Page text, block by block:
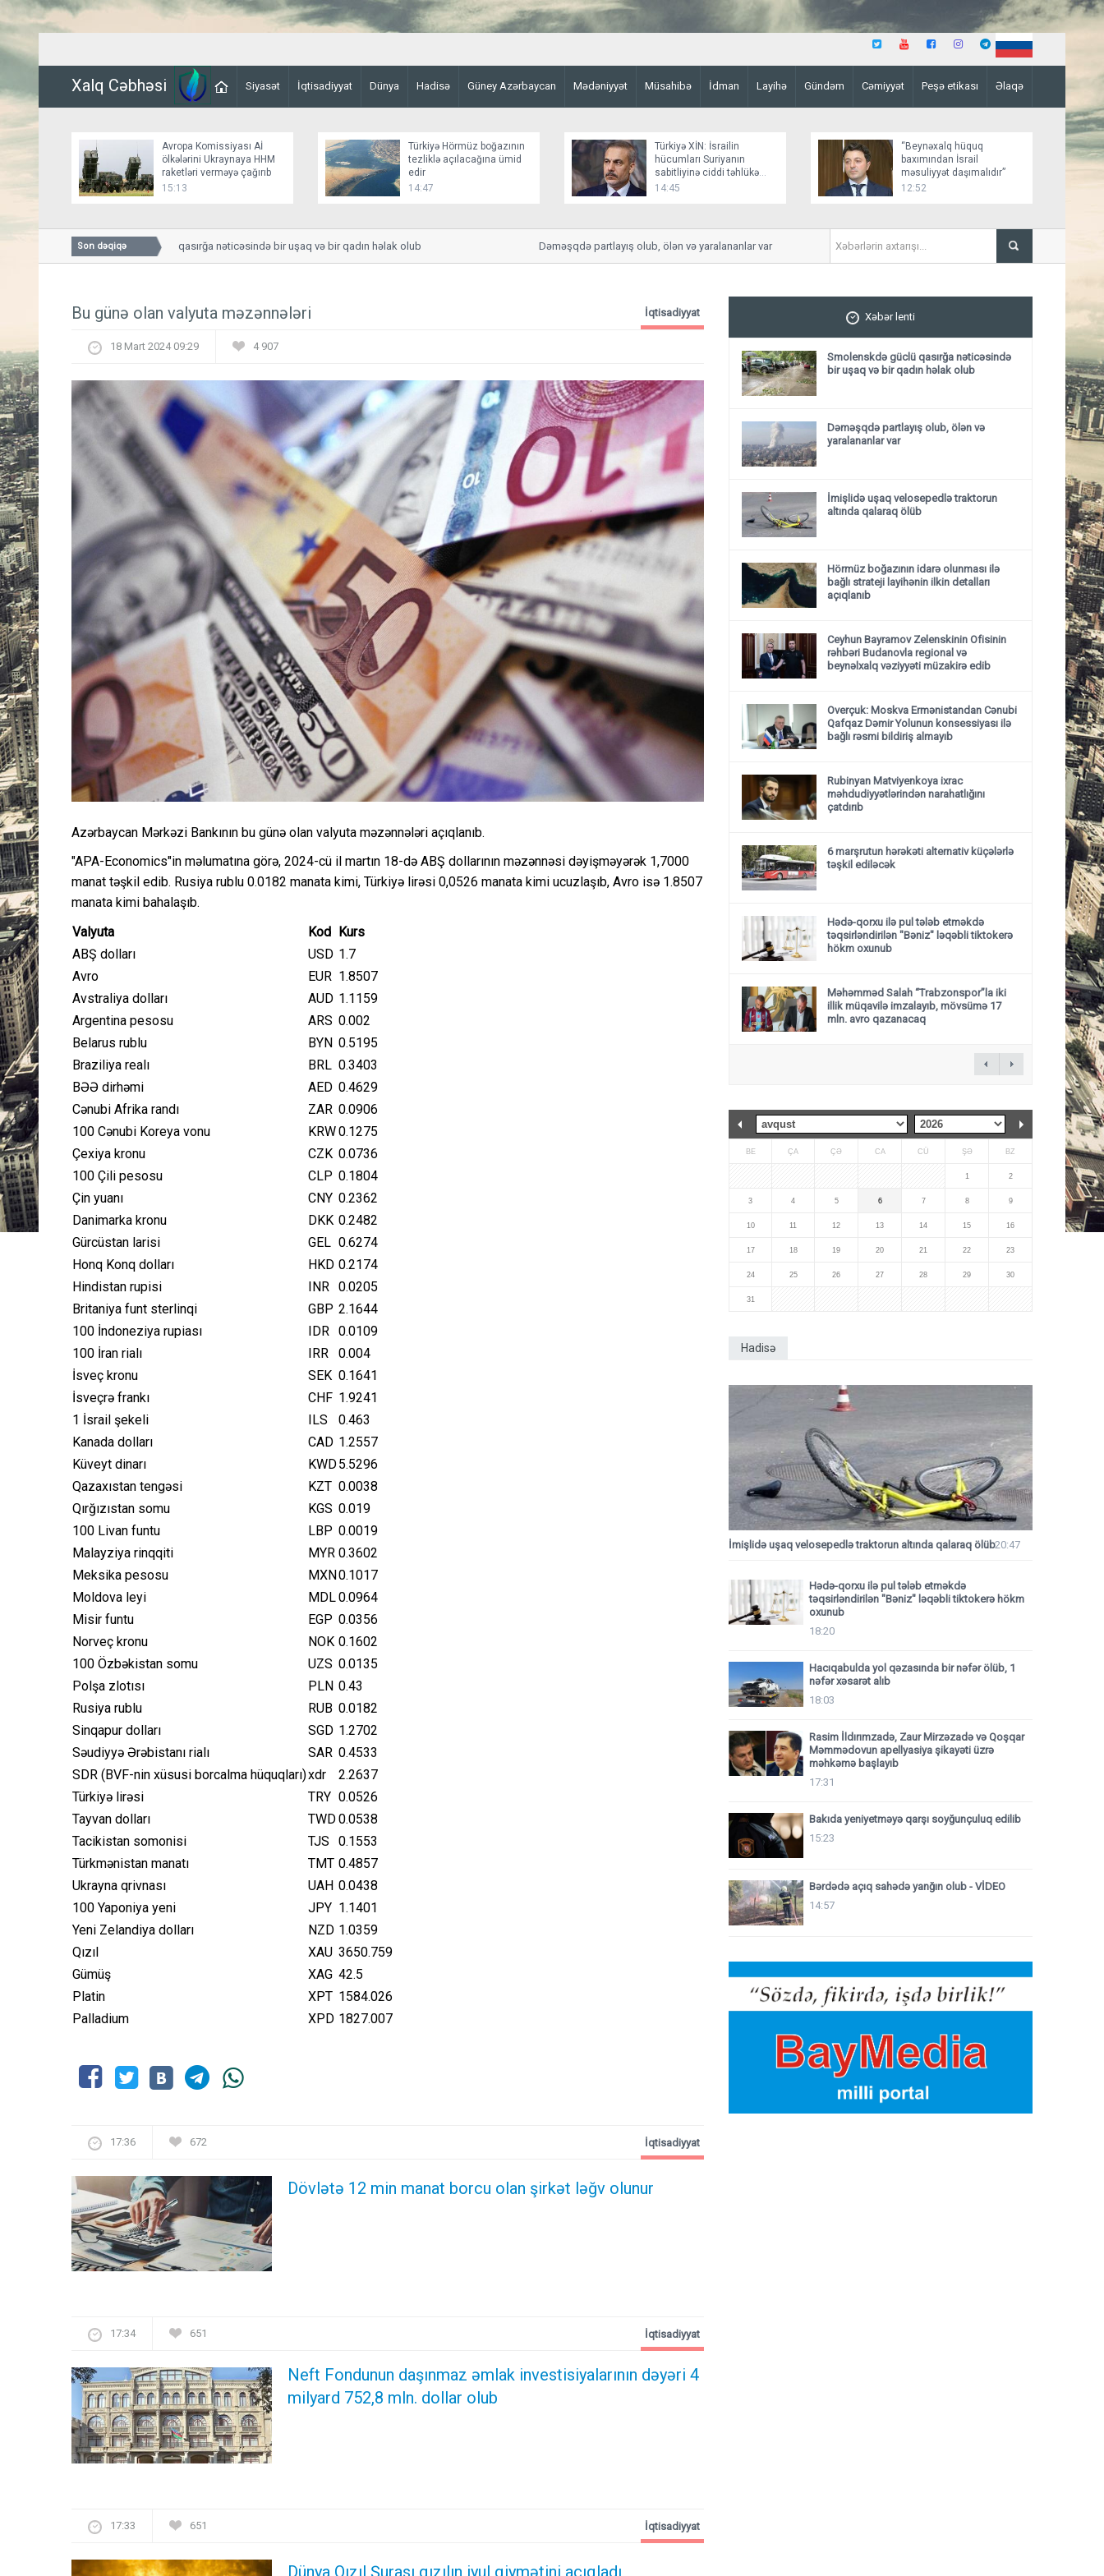
Xalq Cəbhəsi Siyasət İqtisadiyyat Dünya Hadisə Güney Azərbaycan Mədəniyyət Müsahibə İdman Layihə Gündəm Cəmiyyət Peşə etikası Əlaqə
Avropa Komissiyası Aİ
ölkələrini Ukraynaya HHM
raketləri verməyə çağırıb
15:13
Türkiyə Hörmüz boğazının
tezliklə açılacağına ümid
edir
14:47
Türkiyə XİN: İsrailin
hücumları Suriyanın
sabitliyinə ciddi təhlükə
yaradır
14:45
“Beynəxalq hüquq
baxımından İsrail
məsuliyyət daşımalıdır”
12:52
Son dəqiqə
Smolenskdə güclü qasırğa nəticəsində bir uşaq və bir qadın həlak olub Dəməşqdə partlayış olub, ölən və yaralananlar var İmişlidə uşaq velosepedlə
Bu günə olan valyuta məzənnələri İqtisadiyyat
18 Mart 2024 09:29 4 907
Azərbaycan Mərkəzi Bankının bu günə olan valyuta məzənnələri açıqlanıb.
"APA-Economics"in məlumatına görə, 2024-cü il martın 18-də ABŞ dollarının məzənnəsi dəyişməyərək 1,7000
manat təşkil edib. Rusiya rublu 0.0182 manata kimi, Türkiyə lirəsi 0,0526 manata kimi ucuzlaşıb, Avro isə 1.8507
manata kimi bahalaşıb.
Valyuta
Kod
Kurs
ABŞ dolları
USD 1.7
Avro
EUR 1.8507
Avstraliya dolları
AUD 1.1159
Argentina pesosu
ARS 0.002
Belarus rublu
BYN 0.5195
Braziliya realı
BRL 0.3403
BƏƏ dirhəmi
AED 0.4629
Cənubi Afrika randı
ZAR 0.0906
100 Cənubi Koreya vonu
KRW0.1275
Çexiya kronu
CZK 0.0736
100 Çili pesosu
CLP 0.1804
Çin yuanı
CNY 0.2362
Danimarka kronu
DKK 0.2482
Gürcüstan larisi
GEL 0.6274
Honq Konq dolları
HKD 0.2174
Hindistan rupisi
INR 0.0205
Britaniya funt sterlinqi
GBP 2.1644
100 İndoneziya rupiası
IDR 0.0109
100 İran rialı
IRR
0.004
İsveç kronu
SEK 0.1641
İsveçrə frankı
CHF 1.9241
1 İsrail şekeli
ILS
0.463
Kanada dolları
CAD 1.2557
Küveyt dinarı
KWD5.5296
Qazaxıstan tengəsi
KZT 0.0038
Qırğızıstan somu
KGS 0.019
100 Livan funtu
LBP 0.0019
Malayziya rinqqiti
MYR 0.3602
Meksika pesosu
MXN 0.1017
Moldova leyi
MDL0.0964
Misir funtu
EGP 0.0356
Norveç kronu
NOK 0.1602
100 Özbəkistan somu
UZS 0.0135
Polşa zlotısı
PLN 0.43
Rusiya rublu
RUB 0.0182
Sinqapur dolları
SGD 1.2702
Səudiyyə Ərəbistanı rialı
SAR 0.4533
SDR (BVF-nin xüsusi borcalma hüquqları)xdr
2.2637
Türkiyə lirəsi
TRY 0.0526
Tayvan dolları
TWD0.0538
Tacikistan somonisi
TJS
0.1553
Türkmənistan manatı
TMT 0.4857
Ukrayna qrivnası
UAH 0.0438
100 Yaponiya yeni
JPY 1.1401
Yeni Zelandiya dolları
NZD 1.0359
Qızıl
XAU 3650.759
Gümüş
XAG 42.5
Platin
XPT 1584.026
Palladium
XPD 1827.007
17:36 672
Dövlətə 12 min manat borcu olan şirkət ləğv olunur
İqtisadiyyat
17:34 651
Neft Fondunun daşınmaz əmlak investisiyalarının dəyəri 4
milyard 752,8 mln. dollar olub
İqtisadiyyat
17:33 651
Dünya Qızıl Şurası qızılın iyul qiymətini açıqladı
İqtisadiyyat
Xəbər lenti
Smolenskdə güclü qasırğa nəticəsində
bir uşaq və bir qadın həlak olub
Dəməşqdə partlayış olub, ölən və
yaralananlar var
İmişlidə uşaq velosepedlə traktorun
altında qalaraq ölüb
Hörmüz boğazının idarə olunması ilə
bağlı strateji layihənin ilkin detalları
açıqlanıb
Ceyhun Bayramov Zelenskinin Ofisinin
rəhbəri Budanovla regional və
beynəlxalq vəziyyəti müzakirə edib
Overçuk: Moskva Ermənistandan Cənubi
Qafqaz Dəmir Yolunun konsessiyası ilə
bağlı rəsmi bildiriş almayıb
Rubinyan Matviyenkoya ixrac
məhdudiyyətlərindən narahatlığını
çatdırıb
6 marşrutun hərəkəti alternativ küçələrlə
təşkil ediləcək
Hədə-qorxu ilə pul tələb etməkdə
təqsirləndirilən "Bəniz" ləqəbli tiktokerə
hökm oxunub
Məhəmməd Salah “Trabzonspor”la iki
illik müqavilə imzalayıb, mövsümə 17
mln. avro qazanacaq
BE ÇA ÇƏ CA CÜ ŞƏ BZ
1 2
3 4 5 6 7 8 9
10 11 12 13 14 15 16
17 18 19 20 21 22 23
24 25 26 27 28 29 30
31
Hadisə
İmişlidə uşaq velosepedlə traktorun altında qalaraq ölüb20:47
Hədə-qorxu ilə pul tələb etməkdə
təqsirləndirilən "Bəniz" ləqəbli tiktokerə hökm
oxunub
18:20
Hacıqabulda yol qəzasında bir nəfər ölüb, 1
nəfər xəsarət alıb
18:03
Rasim İldırımzadə, Zaur Mirzəzadə və Qoşqar
Məmmədovun apellyasiya şikayəti üzrə
məhkəmə başlayıb
17:31
Bakıda yeniyetməyə qarşı soyğunçuluq edilib
15:23
Bərdədə açıq sahədə yanğın olub - VİDEO
14:57